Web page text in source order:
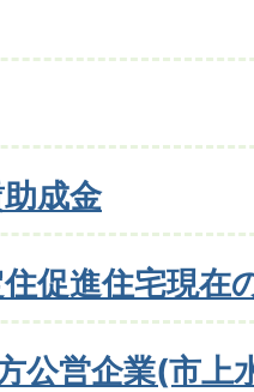
成金
促進住宅現在
公営企業(市上